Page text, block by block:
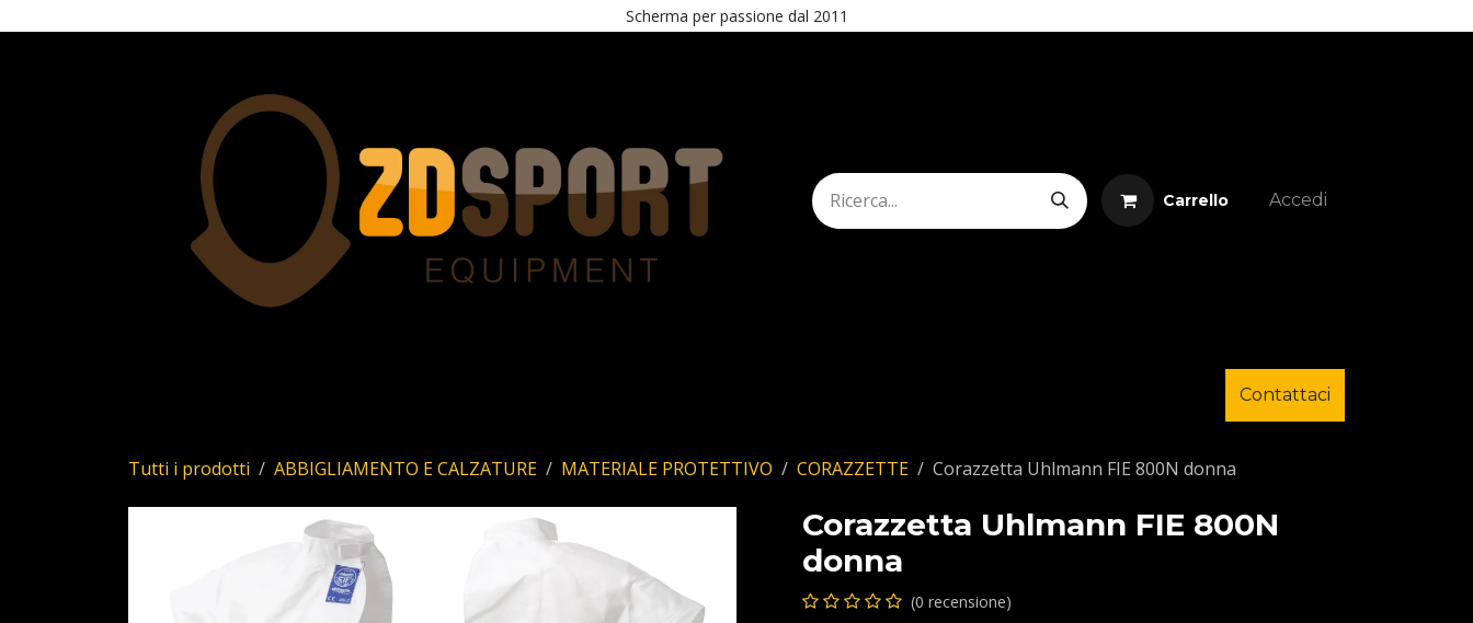
Scherma per passione dal 2011
Carrello Accedi
Contattaci
Tutti i prodotti ABBIGLIAMENTO E CALZATURE MATERIALE PROTETTIVO CORAZZETTE Corazzetta Uhlmann FIE 800N donna
Corazzetta Uhlmann FIE 800N
donna
(0 recensione)